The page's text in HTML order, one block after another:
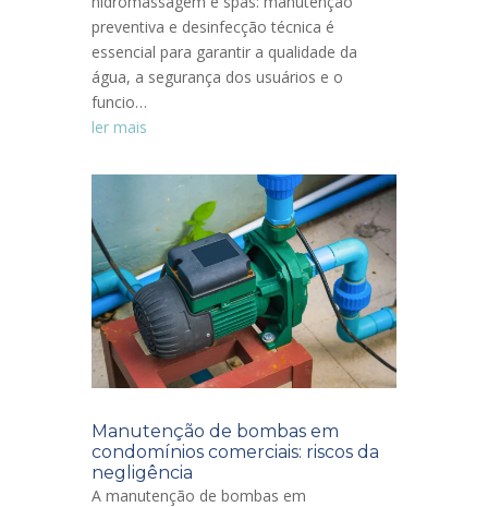
preventiva e desinfecção técnica é
essencial para garantir a qualidade da
água, a segurança dos usuários e o
funcio…
ler mais
Manutenção de bombas em
condomínios comerciais: riscos da
negligência
A manutenção de bombas em